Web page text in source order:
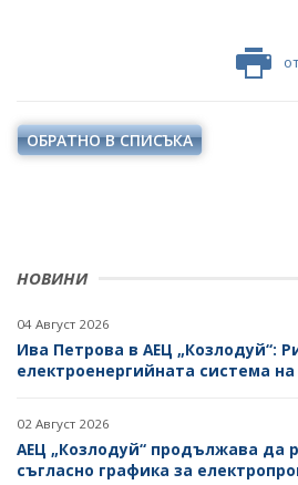
НОВИНИ
04 Август 2026
Ива Петрова в АЕЦ „Козлодуй“:
електроенергийната система
02 Август 2026
АЕЦ „Козлодуй“ продължава да
съгласно графика за
ОБРАТНО В СПИСЪКА